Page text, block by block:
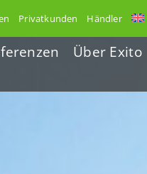
Privatkunden Händler
Über Exito